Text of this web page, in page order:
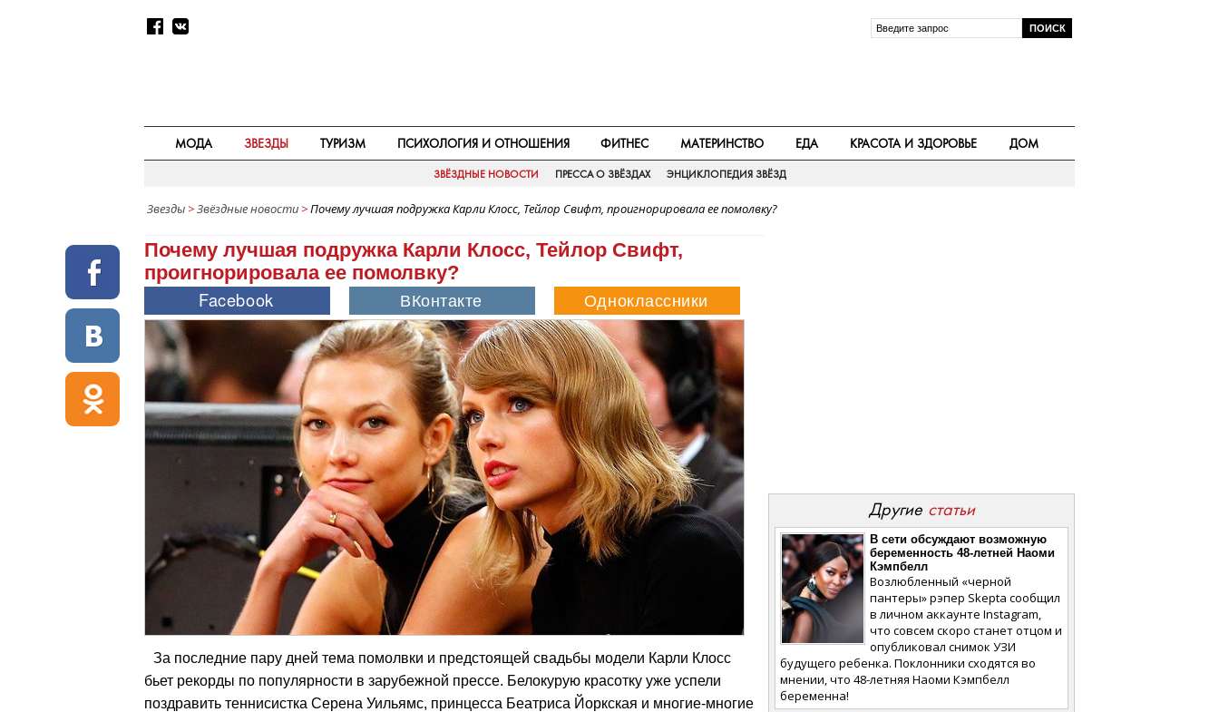
МОДА ЗВЕЗДЫ ТУРИЗМ ПСИХОЛОГИЯ И ОТНОШЕНИЯ ФИТНЕС МАТЕРИНСТВО ЕДА КРАСОТА И ЗДОРОВЬЕ ДОМ
ЗВЁЗДНЫЕ НОВОСТИ ПРЕССА О ЗВЁЗДАХ ЭНЦИКЛОПЕДИЯ ЗВЁЗД
Звезды >Звёздные новости >Почему лучшая подружка Карли Клосс, Тейлор Свифт, проигнорировала ее помолвку?
Почему лучшая подружка Карли Клосс, Тейлор Свифт,
проигнорировала ее помолвку?
За последние пару дней тема помолвки и предстоящей свадьбы модели Карли Клосс
бьет рекорды по популярности в зарубежной прессе. Белокурую красотку уже успели
поздравить теннисистка Серена Уильямс, принцесса Беатриса Йоркская и многие-многие
Другие статьи
В сети обсуждают возможную
беременность 48-летней Наоми
Кэмпбелл
Возлюбленный «черной
пантеры» рэпер Skepta сообщил
в личном аккаунте Instagram,
что совсем скоро станет отцом и
опубликовал снимок УЗИ
будущего ребенка. Поклонники сходятся во
мнении, что 48-летняя Наоми Кэмпбелл
беременна!